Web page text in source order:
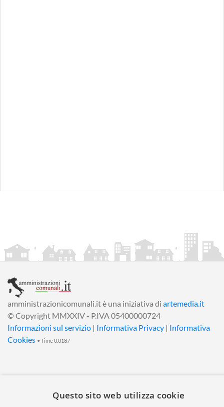
amministrazionicomunali.it è una iniziativa di artemedia.it
© Copyright MMXXIV - P.IVA 05400000724
Informazioni sul servizio | Informativa Privacy | Informativa
Cookies • Time 0.0187
Questo sito web utilizza cookie